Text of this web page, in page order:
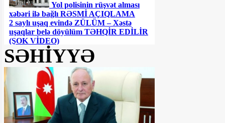
Yol polisinin rüşvət alması
xəbəri ilə bağlı RƏSMİ AÇIQLAMA
2 saylı uşaq evində ZÜLÜM – Xəstə
uşaqlar belə döyülüm TƏHQİR EDİLİR
(ŞOK VİDEO)
Ceyhun Bayramovdan yeni
TƏYİNAT
Azərbaycanın UEFA-nın
Feyr-Pley reytinqində yeri AÇIQLANIB
SƏHİYYƏ